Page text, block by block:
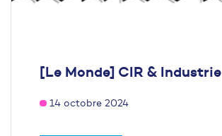
[Le Monde] CIR & Industrie
14 octobre 2024